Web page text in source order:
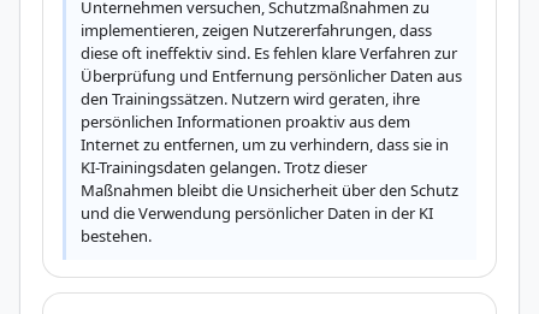
Unternehmen versuchen, Schutzmaßnahmen zu
implementieren, zeigen Nutzererfahrungen, dass
diese oft ineffektiv sind. Es fehlen klare Verfahren zur
Überprüfung und Entfernung persönlicher Daten aus
den Trainingssätzen. Nutzern wird geraten, ihre
persönlichen Informationen proaktiv aus dem
Internet zu entfernen, um zu verhindern, dass sie in
KI-Trainingsdaten gelangen. Trotz dieser
Maßnahmen bleibt die Unsicherheit über den Schutz
und die Verwendung persönlicher Daten in der KI
bestehen.